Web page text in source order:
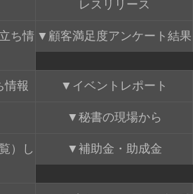
レスリリース
ち情
顧客満足度アンケート結果
情報 イベントレポート
秘書の現場から
）し
補助金・助成金